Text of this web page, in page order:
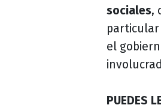
sociales,
el
PUEDES